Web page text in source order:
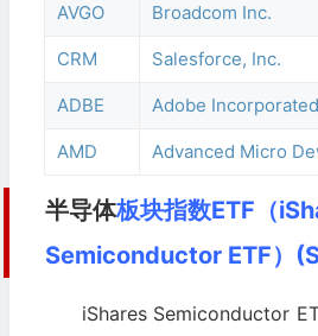
AVGO Broadcom Inc.
CRM Salesforce, Inc.
ADBE Adobe Incorporated
AMD Advanced Micro
半导体板块指数ETF（
Semiconductor ETF）
iShares Semiconductor